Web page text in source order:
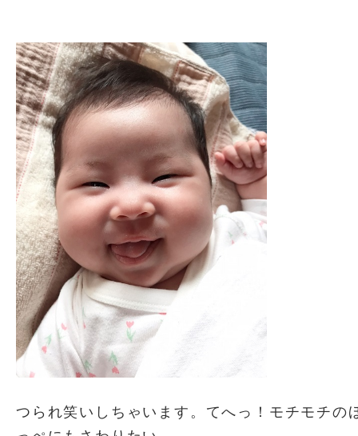
つられ笑いしちゃいます。てへっ！モチモチの